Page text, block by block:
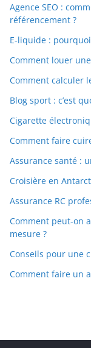
Agence SEO :
référencement ?
E-liquide :
Comment louer
Comment calculer
Blog sport : c’est
Cigarette
Comment faire
Assurance santé :
Croisière en
Assurance RC
Comment peut-on
mesure ?
Conseils pour une
Comment faire un